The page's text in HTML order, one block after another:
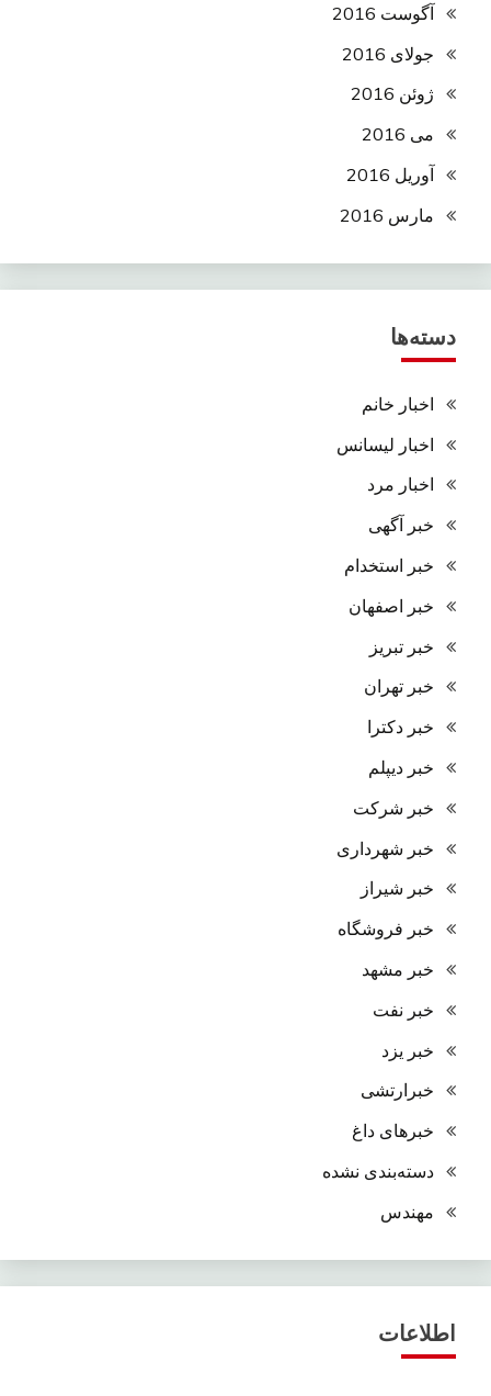
آگوست 2016
جولای 2016
ژوئن 2016
می 2016
آوریل 2016
مارس 2016
دسته‌ها
اخبار خانم
اخبار لیسانس
اخبار مرد
خبر آگهی
خبر استخدام
خبر اصفهان
خبر تبریز
خبر تهران
خبر دکترا
خبر دیپلم
خبر شرکت
خبر شهرداری
خبر شیراز
خبر فروشگاه
خبر مشهد
خبر نفت
خبر یزد
خبرارتشی
خبرهای داغ
دسته‌بندی نشده
مهندس
اطلاعات